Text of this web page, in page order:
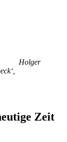
Holger
Zeit